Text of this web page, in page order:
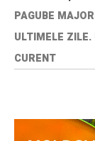
PAGUBE
ULTIMELE
CURENT